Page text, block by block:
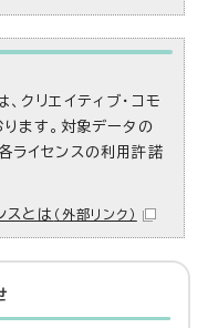
クリエイティブ・コモ
ます。対象データの
ライセンスの利用許諾
スとは （外部リンク）